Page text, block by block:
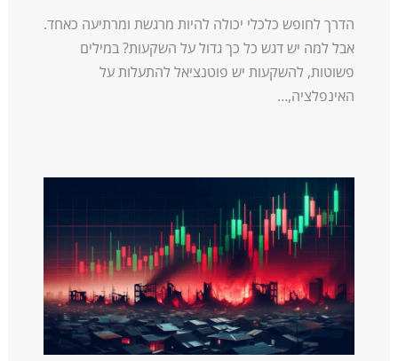
הדרך לחופש כלכלי יכולה להיות מרגשת ומרתיעה כאחד.
אבל למה יש דגש כל כך גדול על השקעות? במילים
פשוטות, להשקעות יש פוטנציאל להתעלות על
האינפלציה,…